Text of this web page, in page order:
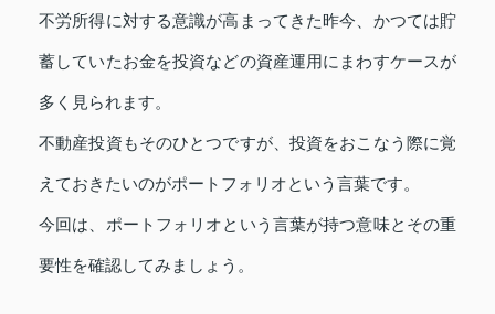
不労所得に対する意識が高まってきた昨今、かつては貯
蓄していたお金を投資などの資産運用にまわすケースが
多く見られます。
不動産投資もそのひとつですが、投資をおこなう際に覚
えておきたいのがポートフォリオという言葉です。
今回は、ポートフォリオという言葉が持つ意味とその重
要性を確認してみましょう。